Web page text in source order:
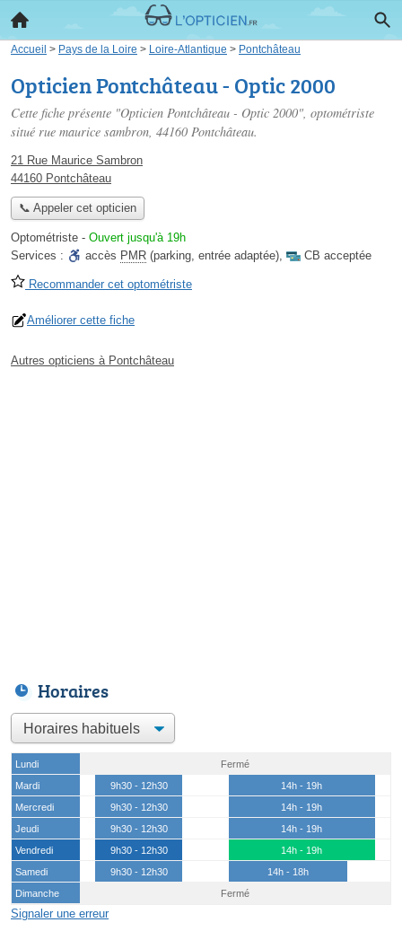
Accueil > Pays de la Loire > Loire-Atlantique > Pontchâteau
Opticien Pontchâteau - Optic 2000
Cette fiche présente "Opticien Pontchâteau - Optic 2000", optométriste
situé rue maurice sambron, 44160 Pontchâteau.
21 Rue Maurice Sambron
44160 Pontchâteau
📞 Appeler cet opticien
Optométriste - Ouvert jusqu'à 19h
Services :
accès PMR (parking, entrée adaptée), CB acceptée
Recommander cet optométriste
Améliorer cette fiche
Autres opticiens à Pontchâteau
Horaires
Lundi
Fermé
Mardi
9h30 - 12h30
14h - 19h
Mercredi
9h30 - 12h30
14h - 19h
Jeudi
9h30 - 12h30
14h - 19h
Vendredi
9h30 - 12h30
14h - 19h
Samedi
9h30 - 12h30
14h - 18h
Dimanche
Fermé
Signaler une erreur